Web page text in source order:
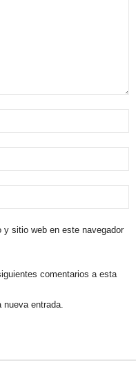
y sitio web en este navegador
comentarios a esta
nueva entrada.